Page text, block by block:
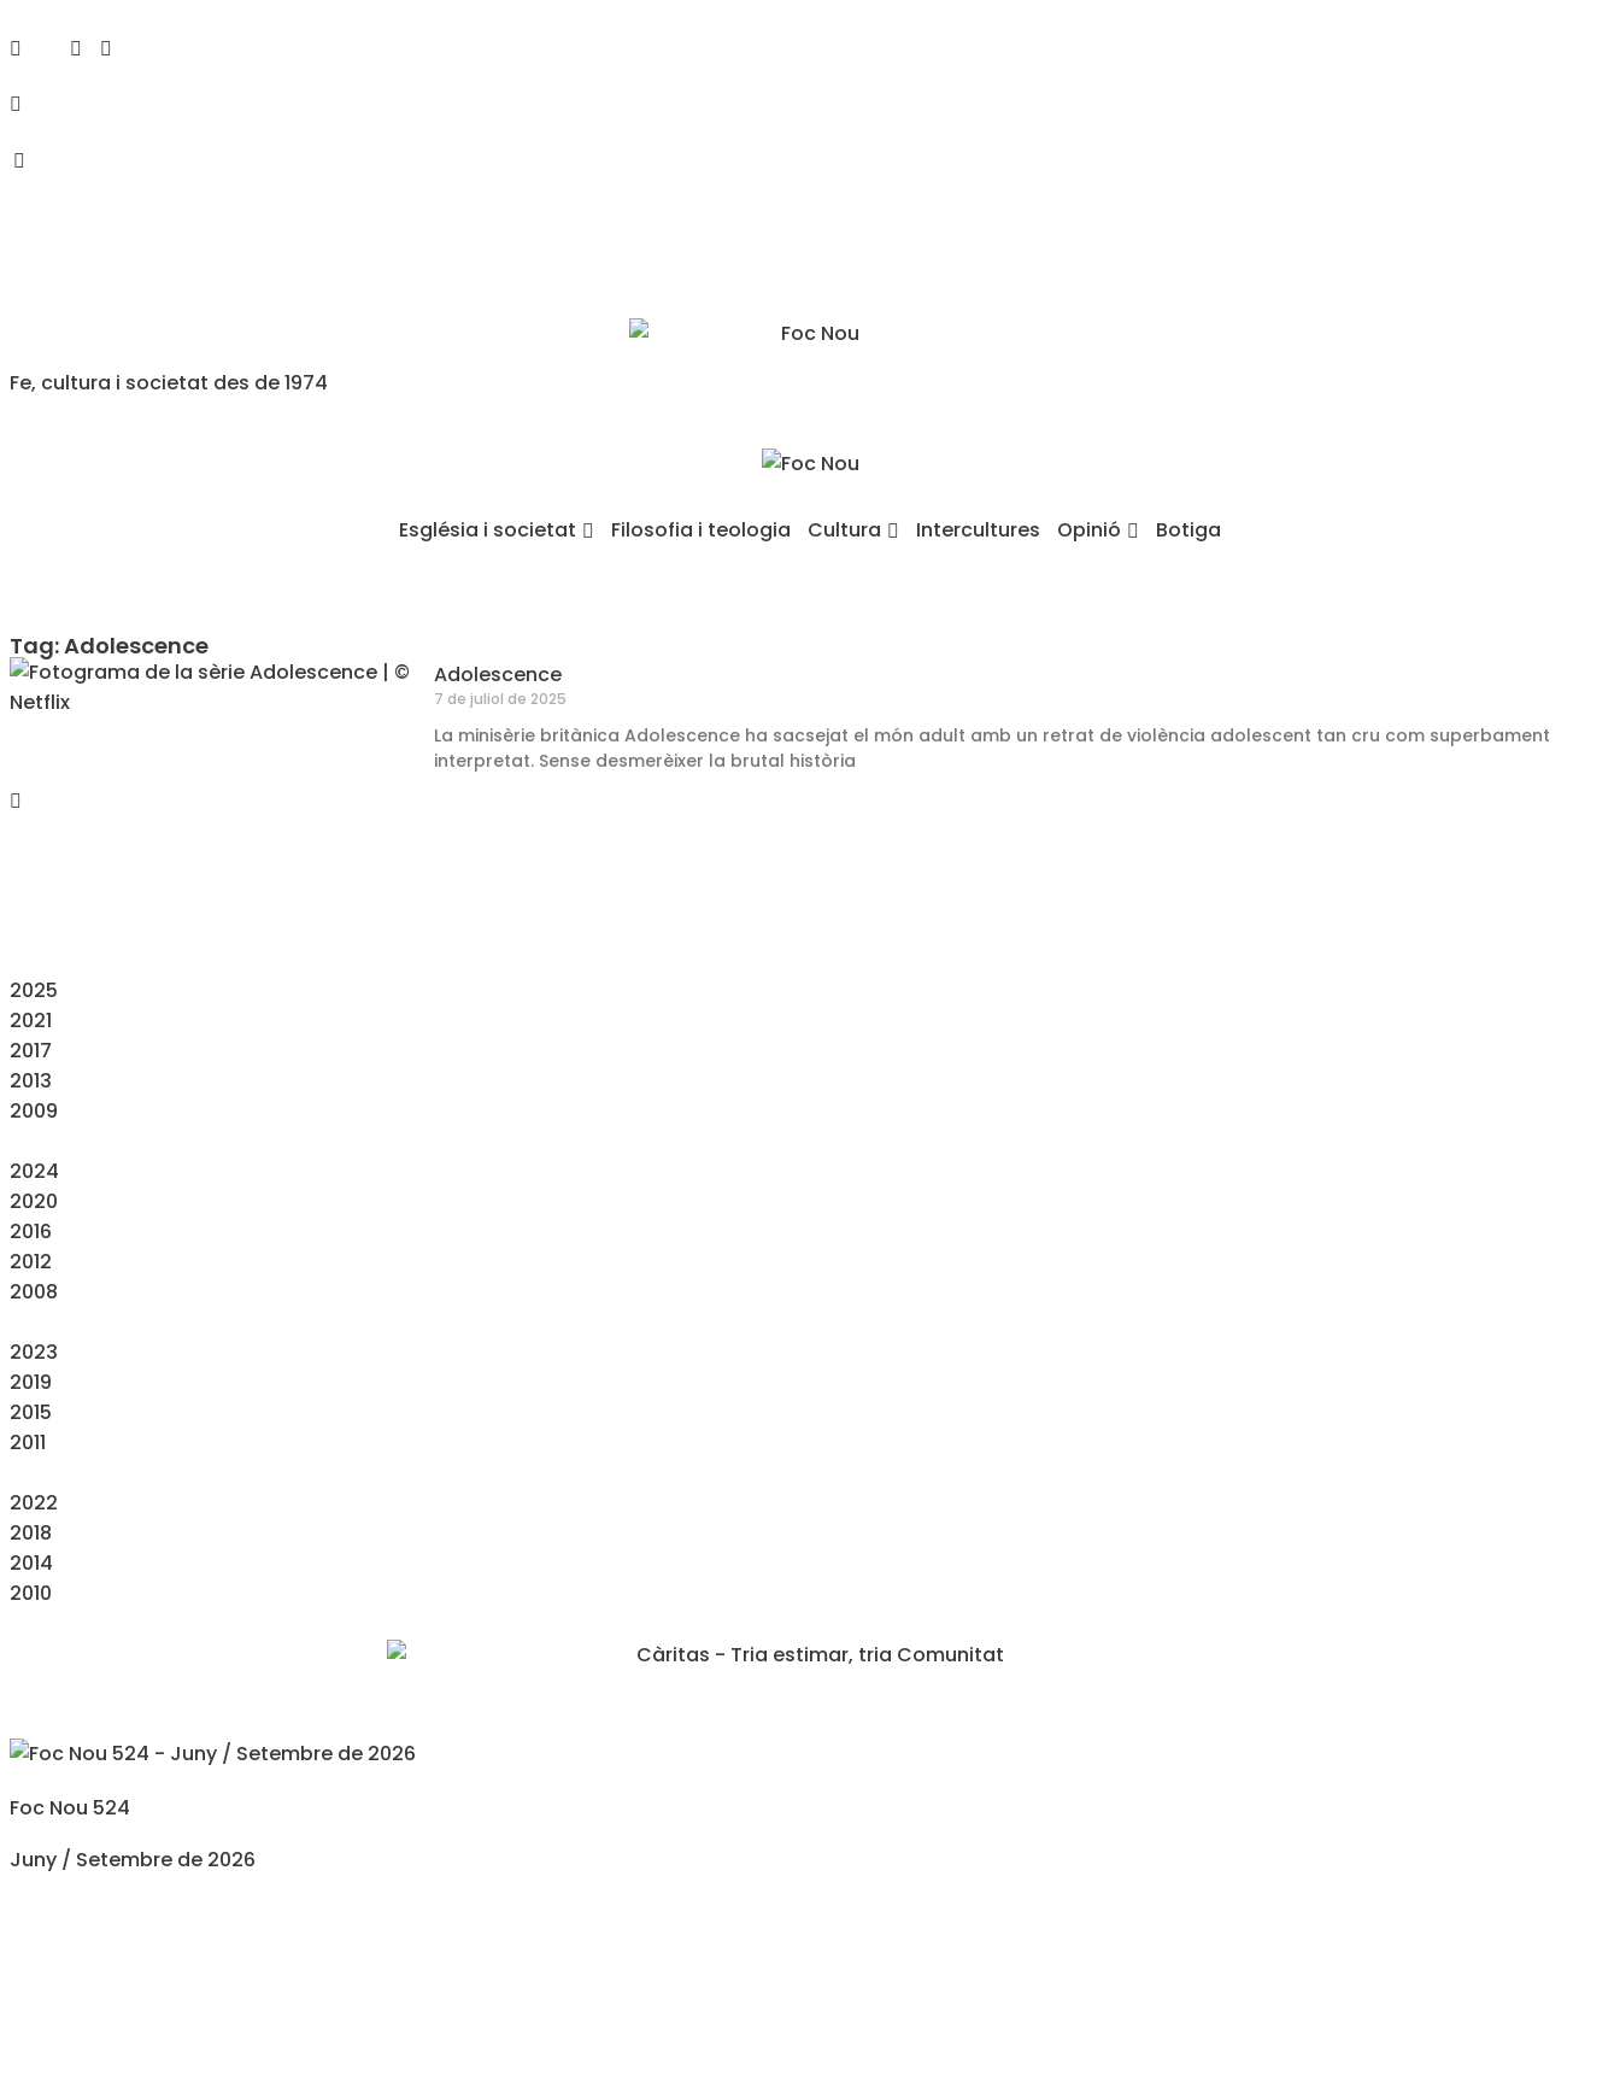
Fe, cultura i societat des de 1974
Església i societat Filosofia i teologia Cultura Intercultures Opinió Botiga
Tag: Adolescence
Adolescence
7 de juliol de 2025
La minisèrie britànica Adolescence ha sacsejat el món adult amb un retrat de violència adolescent tan cru com superbament
interpretat. Sense desmerèixer la brutal història
2025
2021
2017
2013
2009
2024
2020
2016
2012
2008
2023
2019
2015
2011
2022
2018
2014
2010
Foc Nou 524
Juny / Setembre de 2026